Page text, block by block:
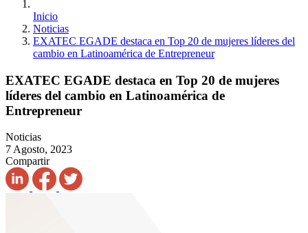
Inicio
Noticias
EXATEC EGADE destaca en Top 20 de mujeres líderes del
cambio en Latinoamérica de Entrepreneur
EXATEC EGADE destaca en Top 20 de mujeres
líderes del cambio en Latinoamérica de
Entrepreneur
Noticias
7 Agosto, 2023
Compartir